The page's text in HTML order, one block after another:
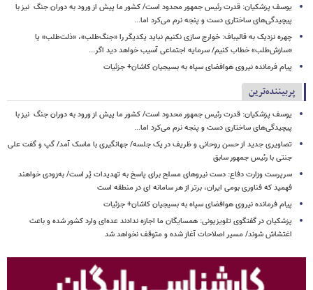
یوسف پزشکیان: قدرت رئیس‌ جمهور محدود است/ کشور ما پیش از ورود به دوران جنگ نیز با
پیچیدگی‌های ساختاری دست و پنجه نرم می‌کرد اما...
چهره نزدیک به قالیباف: خوارج سازی نکنیم نباید یکدیگر را «جنگ‌طلب»، «ذلت‌طلب» یا
«سازش‌طلب» خطاب کنیم/ سرمایه اجتماعی آسیب خواهد دید اگر...
پیام فرمانده نیروی هوافضای سپاه به بسیجیان کاشان+ جزئیات
پربیننده‌ترین
یوسف پزشکیان: قدرت رئیس‌ جمهور محدود است/ کشور ما پیش از ورود به دوران جنگ نیز با
پیچیدگی‌های ساختاری دست و پنجه نرم می‌کرد اما...
تصاویری جدید از حسن روحانی و ظریف در یک جلسه/ جهانگیری با ماسک آمد/ گپ و گفت علی
جنتی با رئیس جمهور سابق
سرپرست وزارت دفاع: دست نیروهای مسلح برای پاسخ به تهدیدات پُر است/ به‌زودی خواهند
فهمید که فناوری بومی ایران، برتر از هر سامانه ای در منطقه است
پیام فرمانده نیروی هوافضای سپاه به بسیجیان کاشان+ جزئیات
پزشکیان در گفتگوی تلویزیونی: همسایگان ما اجازه ندادند عده‌ای وارد کشور شده و باعث
اغتشاش شوند/ مسیر اصلاحات آغاز شده و متوقف نخواهد شد